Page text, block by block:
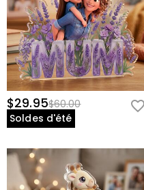
$29.95$60.00
Soldes d'été